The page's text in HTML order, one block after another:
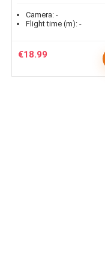
Camera: -
Flight time (m): -
€18.99